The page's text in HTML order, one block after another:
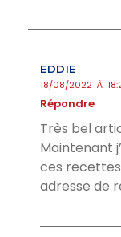
EDDIE
18/08/2022 À
Répondre
Très bel
Maintenant
ces recettes
adresse de